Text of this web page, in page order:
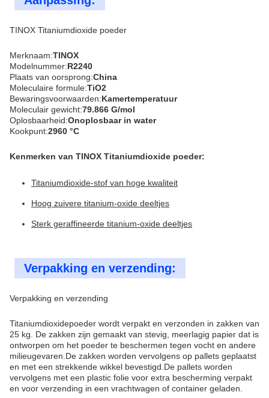
TINOX Titaniumdioxide poeder
Merknaam:TINOX
Modelnummer:R2240
Plaats van oorsprong:China
Moleculaire formule:TiO2
Bewaringsvoorwaarden:Kamertemperatuur
Moleculair gewicht:79.866 G/mol
Oplosbaarheid:Onoplosbaar in water
Kookpunt:2960 °C
Kenmerken van TINOX Titaniumdioxide poeder:
Titaniumdioxide-stof van hoge kwaliteit
Hoog zuivere titanium-oxide deeltjes
Sterk geraffineerde titanium-oxide deeltjes
Verpakking en verzending:
Verpakking en verzending
Titaniumdioxidepoeder wordt verpakt en verzonden in zakken van
25 kg. De zakken zijn gemaakt van stevig, meerlagig papier dat is
ontworpen om het poeder te beschermen tegen vocht en andere
milieugevaren.De zakken worden vervolgens op pallets geplaatst
en met een strekkende wikkel bevestigd.De pallets worden
vervolgens met een plastic folie voor extra bescherming verpakt
en voor verzending in een vrachtwagen of container geladen.